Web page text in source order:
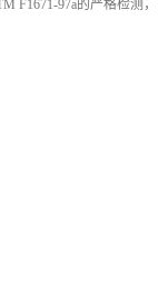
F1671-97a的严格检测